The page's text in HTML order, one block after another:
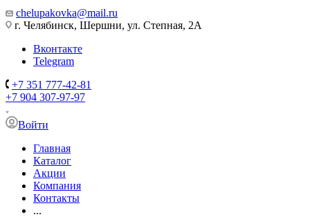
chelupakovka@mail.ru
г. Челябинск, Шершни, ул. Степная, 2А
Вконтакте
Telegram
+7 351 777-42-81
+7 904 307-97-97
Войти
Главная
Каталог
Акции
Компания
Контакты
...